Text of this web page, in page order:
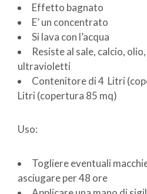
Effetto bagnato
E’ un concentrato
Si lava con l’acqua
Resiste al sale, calcio,
ultravioletti
Contenitore di 4 Litri
Litri (copertura 85 mq)
Uso:
Togliere eventuali
asciugare per 48 ore